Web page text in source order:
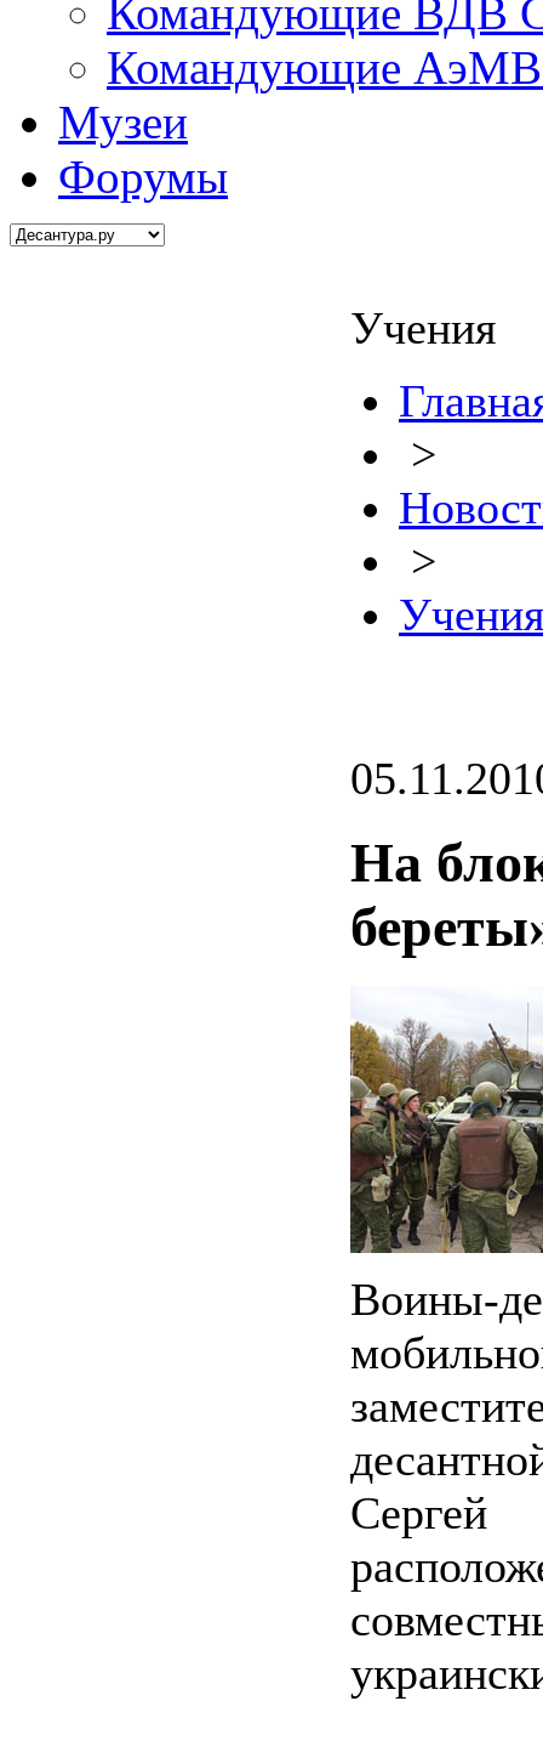
Командующие ВДВ
Командующие АэМВ
Музеи
Форумы
Учения
>
>
Учения
На
Воины-